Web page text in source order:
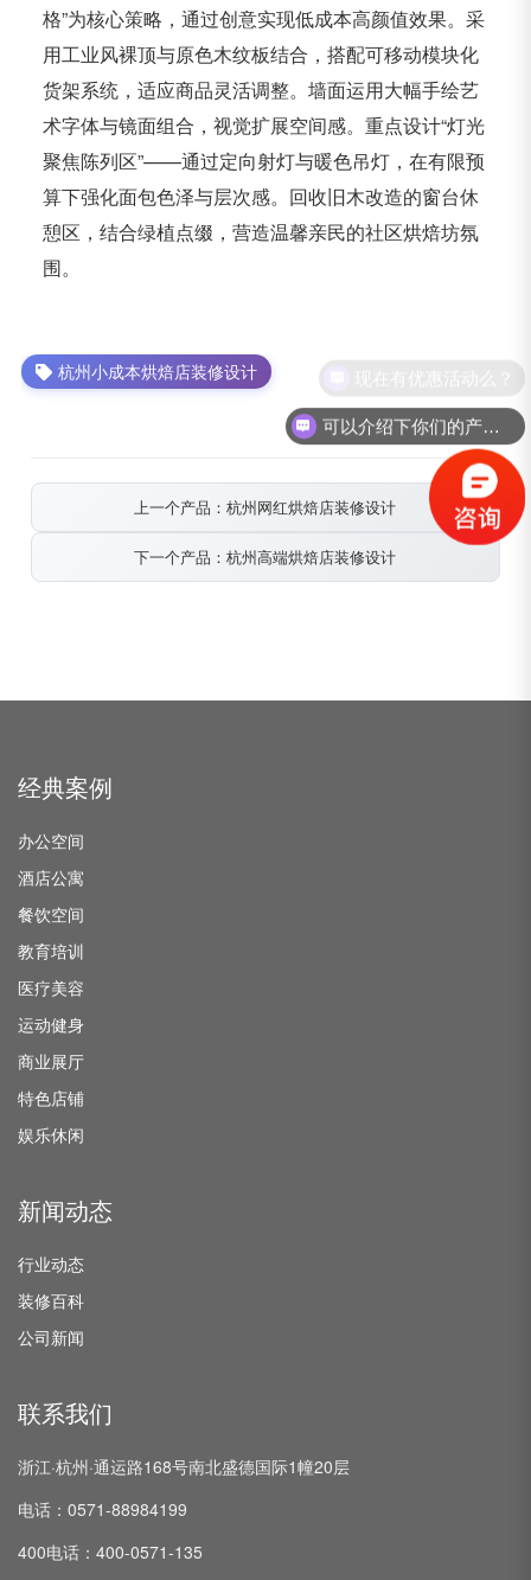
格”为核心策略，通过创意实现低成本高颜值效果。采
用工业风裸顶与原色木纹板结合，搭配可移动模块化
货架系统，适应商品灵活调整。墙面运用大幅手绘艺
术字体与镜面组合，视觉扩展空间感。重点设计“灯光
聚焦陈列区”——通过定向射灯与暖色吊灯，在有限预
算下强化面包色泽与层次感。回收旧木改造的窗台休
憩区，结合绿植点缀，营造温馨亲民的社区烘焙坊氛
围。
杭州小成本烘焙店装修设计
上一个产品：杭州网红烘焙店装修设计
下一个产品：杭州高端烘焙店装修设计
经典案例
办公空间
酒店公寓
餐饮空间
教育培训
医疗美容
运动健身
商业展厅
特色店铺
娱乐休闲
新闻动态
行业动态
装修百科
公司新闻
联系我们
浙江·杭州·通运路168号南北盛德国际1幢20层
电话：0571-88984199
400电话：400-0571-135
可以介绍下你们的产品么？